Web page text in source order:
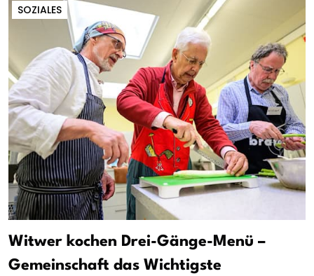
SOZIALES
Witwer kochen Drei-Gänge-Menü –
Gemeinschaft das Wichtigste